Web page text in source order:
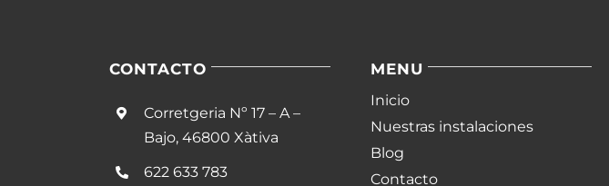
CONTACTO
Corretgeria Nº 17 – A –
Bajo, 46800 Xàtiva
622 633 783
MENU
Inicio
Nuestras instalaciones
Blog
Contacto